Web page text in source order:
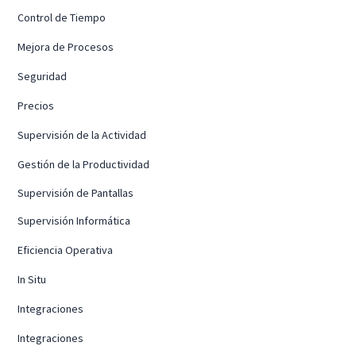
Control de Tiempo
Mejora de Procesos
Seguridad
Precios
Supervisión de la Actividad
Gestión de la Productividad
Supervisión de Pantallas
Supervisión Informática
Eficiencia Operativa
In Situ
Integraciones
Integraciones